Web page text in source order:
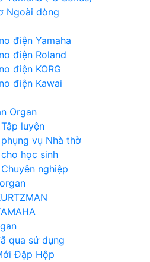
Ngoài dòng
điện Yamaha
điện Roland
điện KORG
điện Kawai
Organ
luyện
phụng vụ Nhà thờ
cho học sinh
Chuyên nghiệp
qua sử dụng
Đập Hộp